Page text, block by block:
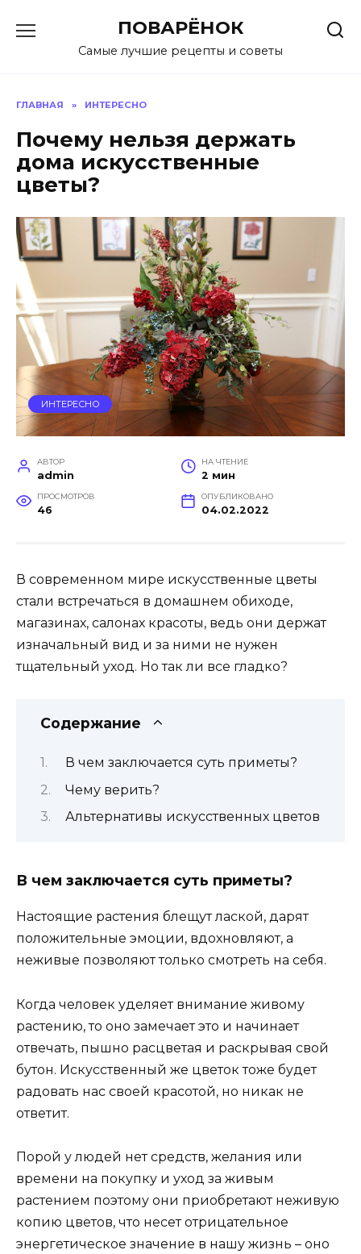
содержанию
ПОВАРЁНОК
Самые лучшие рецепты и советы
ГЛАВНАЯ » ИНТЕРЕСНО
Почему нельзя держать
дома искусственные
цветы?
ИНТЕРЕСНО
АВТОР
admin
НА ЧТЕНИЕ
2 мин
ПРОСМОТРОВ
46
ОПУБЛИКОВАНО
04.02.2022
В современном мире искусственные цветы
стали встречаться в домашнем обиходе,
магазинах, салонах красоты, ведь они держат
изначальный вид и за ними не нужен
тщательный уход. Но так ли все гладко?
Содержание
В чем заключается суть приметы?
Чему верить?
Альтернативы искусственных цветов
В чем заключается суть приметы?
Настоящие растения блещут лаской, дарят
положительные эмоции, вдохновляют, а
неживые позволяют только смотреть на себя.
Когда человек уделяет внимание живому
растению, то оно замечает это и начинает
отвечать, пышно расцветая и раскрывая свой
бутон. Искусственный же цветок тоже будет
радовать нас своей красотой, но никак не
ответит.
Порой у людей нет средств, желания или
времени на покупку и уход за живым
растением поэтому они приобретают неживую
копию цветов, что несет отрицательное
энергетическое значение в нашу жизнь – оно